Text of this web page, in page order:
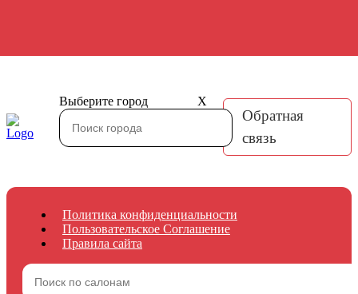
Выберите город X
Обратная
связь
Политика конфиденциальности
Пользовательское Соглашение
Правила сайта